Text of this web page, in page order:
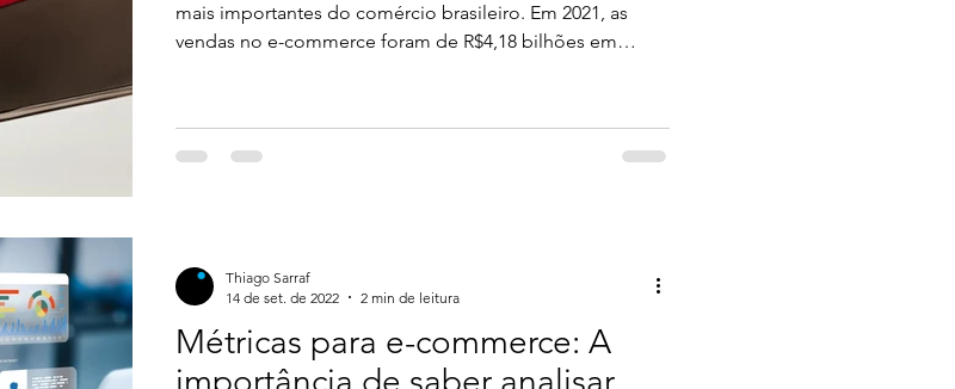
mais importantes do comércio brasileiro. Em 2021, as
vendas no e-commerce foram de R$4,18 bilhões em
confirmada para o dia 25 de novembro, e será uma ótima
oportunidade tanto para os consumidores quanto para os
Métricas para e-commerce: A
importância de saber analisar
Thiago Sarraf
14 de set. de 2022
2 min de leitura